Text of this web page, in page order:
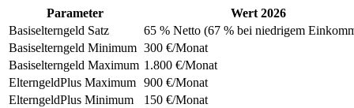
Parameter
Wert 2026
Basiselterngeld Satz
65 % Netto (67 % bei niedrigem
Basiselterngeld Minimum 300 €/Monat
Basiselterngeld Maximum 1.800 €/Monat
ElterngeldPlus Maximum 900 €/Monat
ElterngeldPlus Minimum
150 €/Monat